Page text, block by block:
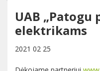
UAB
elektrikams
2021 02 25